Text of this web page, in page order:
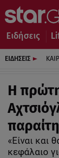
Ειδήσεις
ΕΙΔΗΣΕΙΣ
Η
«Είναι και
κεφάλαιο